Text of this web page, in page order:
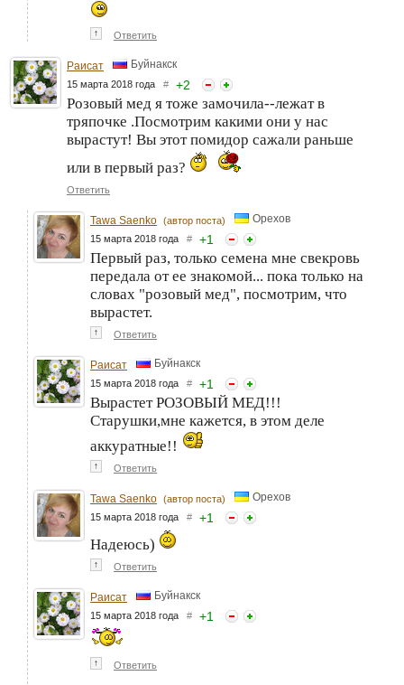
↑ Ответить
Раисат Буйнакск
15 марта 2018 года # +2
Розовый мед я тоже замочила--лежат в
тряпочке .Посмотрим какими они у нас
вырастут! Вы этот помидор сажали раньше
или в первый раз?
Ответить
Tawa Saenko (автор поста) Орехов
15 марта 2018 года # +1
Первый раз, только семена мне свекровь
передала от ее знакомой... пока только на
словах "розовый мед", посмотрим, что
вырастет.
↑ Ответить
Раисат Буйнакск
15 марта 2018 года # +1
Вырастет РОЗОВЫЙ МЕД!!!
Старушки,мне кажется, в этом деле
аккуратные!!
↑ Ответить
Tawa Saenko (автор поста) Орехов
15 марта 2018 года # +1
Надеюсь)
↑ Ответить
Раисат Буйнакск
15 марта 2018 года # +1
↑ Ответить